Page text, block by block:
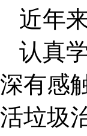
近年
认真
深有感
活垃圾